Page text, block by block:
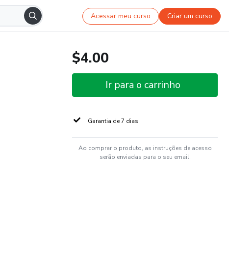
Acessar meu curso Criar um curso
$4.00
Ir para o carrinho
Garantia de 7 dias
Ao comprar o produto, as instruções de acesso
serão enviadas para o seu email.